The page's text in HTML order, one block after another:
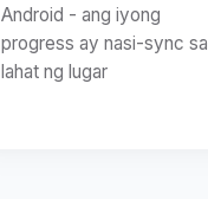
Android - ang iyong
progress ay nasi-sync sa
lahat ng lugar